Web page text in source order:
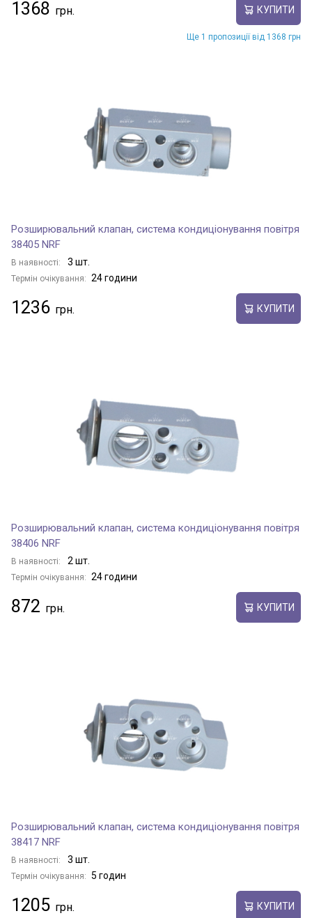
1368 КУПИТИ
Ще 1 пропозиції від 1368 грн
Розширювальний клапан, система кондиціонування повітря
38405 NRF
В наявності: 3 шт.
Термін очікування: 24 години
1236 КУПИТИ
Розширювальний клапан, система кондиціонування повітря
38406 NRF
В наявності: 2 шт.
Термін очікування: 24 години
872 КУПИТИ
Розширювальний клапан, система кондиціонування повітря
38417 NRF
В наявності: 3 шт.
Термін очікування: 5 годин
1205 КУПИТИ